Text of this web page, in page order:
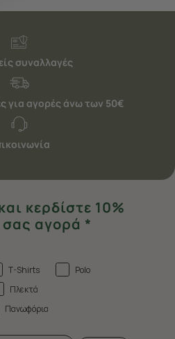
συναλλαγές
για αγορές άνω των 50€
κερδίστε 10%
αγορά *
T-Shirts
Polo
Πλεκτά
Πανωφόρια